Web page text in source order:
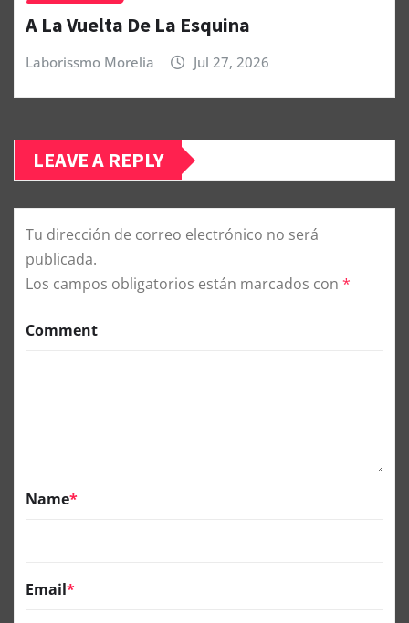
A La Vuelta De La Esquina
Laborissmo Morelia Jul 27, 2026
LEAVE A REPLY
Tu dirección de correo electrónico no será
publicada.
Los campos obligatorios están marcados con *
Comment
Name*
Email*